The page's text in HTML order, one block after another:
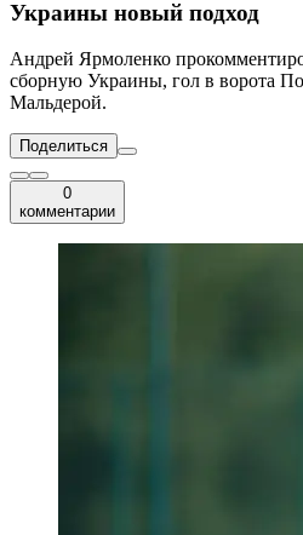
Украины новый подход
Андрей Ярмоленко
сборную Украины, гол в ворота
Мальдерой.
Поделиться
0
комментарии